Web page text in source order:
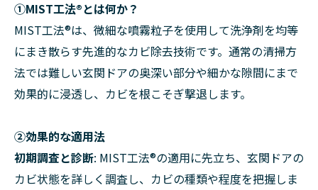
①MIST工法®とは何か？
MIST工法®は、微細な噴霧粒子を使用して洗浄剤を均等
にまき散らす先進的なカビ除去技術です。通常の清掃方
法では難しい玄関ドアの奥深い部分や細かな隙間にまで
効果的に浸透し、カビを根こそぎ撃退します。
②効果的な適用法
初期調査と診断: MIST工法®の適用に先立ち、玄関ドアの
カビ状態を詳しく調査し、カビの種類や程度を把握しま